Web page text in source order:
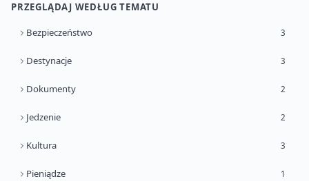
PRZEGLĄDAJ WEDŁUG TEMATU
Bezpieczeństwo 3
Destynacje 3
Dokumenty 2
Jedzenie 2
Kultura 3
Pieniądze 1